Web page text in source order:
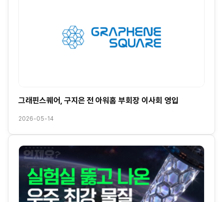
그래핀스퀘어, 구지은 전 아워홈 부회장 이사회 영입
2026-05-14